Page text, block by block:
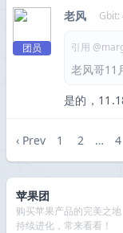
团员
老风 Gbit:
引用
老风哥11
是的，
‹ Prev 1 2 … 4
苹果团
购买苹果产品的完美之地
持续进化，常来看看！